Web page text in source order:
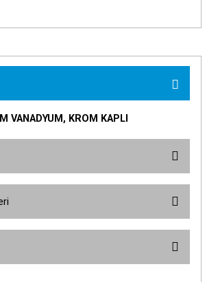
VANADYUM, KROM KAPLI